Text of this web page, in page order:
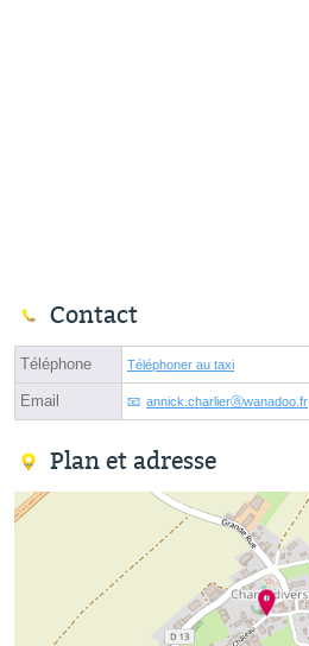
Contact
Téléphone Téléphoner au taxi
Email annick.charlierⓐwanadoo.fr
Plan et adresse